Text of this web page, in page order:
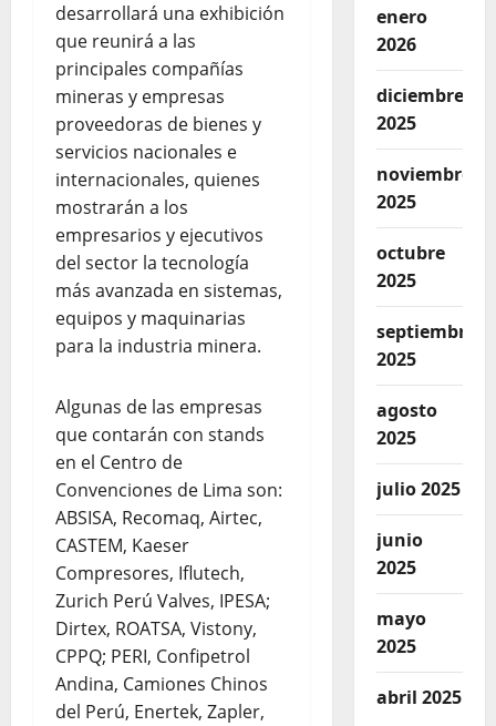
desarrollará una exhibición
que reunirá a las
principales compañías
mineras y empresas
proveedoras de bienes y
servicios nacionales e
internacionales, quienes
mostrarán a los
empresarios y ejecutivos
del sector la tecnología
más avanzada en sistemas,
equipos y maquinarias
para la industria minera.
Algunas de las empresas
que contarán con stands
en el Centro de
Convenciones de Lima son:
ABSISA, Recomaq, Airtec,
CASTEM, Kaeser
Compresores, Iflutech,
Zurich Perú Valves, IPESA;
Dirtex, ROATSA, Vistony,
CPPQ; PERI, Confipetrol
Andina, Camiones Chinos
del Perú, Enertek, Zapler,
enero
2026
diciembre
2025
noviembre
2025
octubre
2025
septiembre
2025
agosto
2025
julio 2025
junio
2025
mayo
2025
abril 2025